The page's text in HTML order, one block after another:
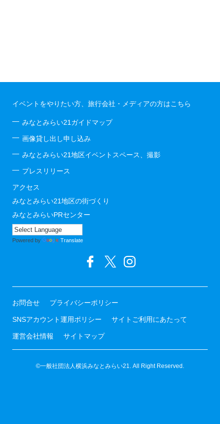
イベントをやりたい方、旅行会社・メディアの方はこちら
みなとみらい21ガイドマップ
画像貸し出し申し込み
みなとみらい21地区イベントスペース、撮影
プレスリリース
アクセス
みなとみらい21地区の街づくり
みなとみらいPRセンター
Powered by Translate
お問合せ プライバシーポリシー
SNSアカウント運用ポリシー サイトご利用にあたって
運営会社情報 サイトマップ
©一般社団法人横浜みなとみらい21. All Right Reserved.